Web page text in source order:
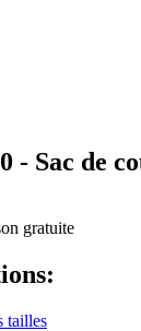
- Sac de
gratuite
tailles